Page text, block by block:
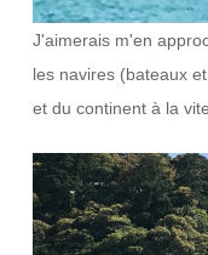
J'aimerais m'en
les navires (bateaux
et du continent à la